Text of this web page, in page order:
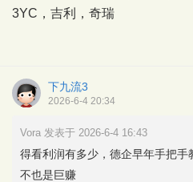
3YC，吉利，奇瑞
下九流3
2026-6-4 20:34
Vora 发表于 2026-6-4 16:43
得看利润有多少，德企早年手把
不也是巨赚